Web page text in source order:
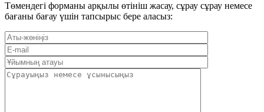
Төмендегі форманы арқылы өтініш жасау, сұрау сұрау немесе
бағаны бағау үшін тапсырыс бере аласыз: